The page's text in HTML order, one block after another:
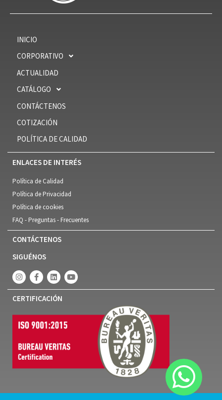
INICIO
CORPORATIVO
ACTUALIDAD
CATÁLOGO
CONTÁCTENOS
COTIZACIÓN
POLÍTICA DE CALIDAD
ENLACES DE INTERÉS
Política de Calidad
Política de Privacidad
Política de cookies
FAQ - Preguntas - Frecuentes
CONTÁCTENOS
SIGUÉNOS
CERTIFICACIÓN